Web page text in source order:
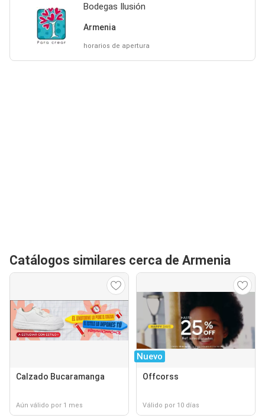
Bodegas Ilusión
Armenia
horarios de apertura
Catálogos similares cerca de Armenia
Calzado Bucaramanga
Aún válido por 1 mes
Nuevo
Offcorss
Válido por 10 días